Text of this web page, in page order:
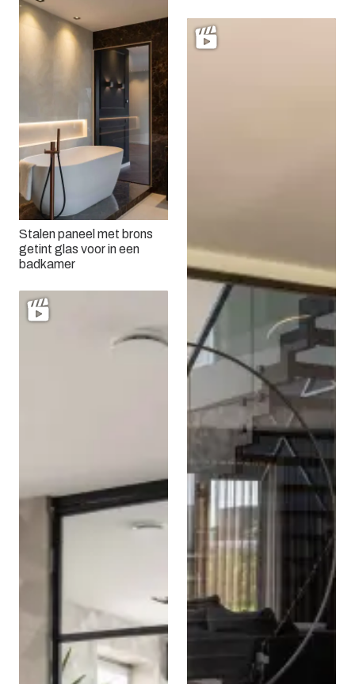
Stalen paneel met brons
getint glas voor in een
badkamer